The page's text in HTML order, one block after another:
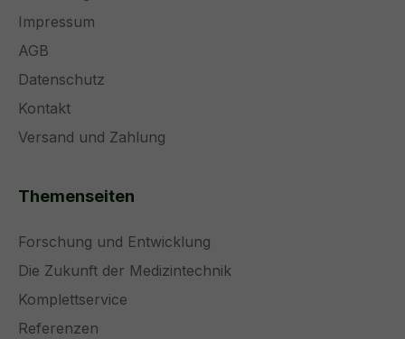
Impressum
AGB
Datenschutz
Kontakt
Versand und Zahlung
Themenseiten
Forschung und Entwicklung
Die Zukunft der Medizintechnik
Komplettservice
Referenzen